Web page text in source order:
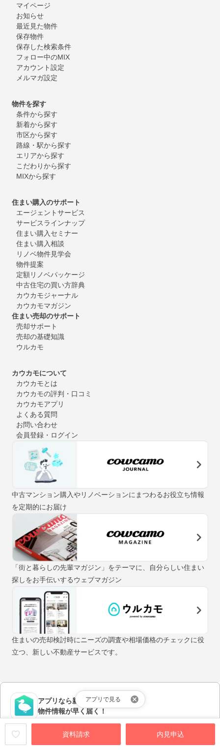
資料請求 内見申込
アプリで見る
マイページ
お知らせ
最近見た物件
保存物件
保存した検索条件
フォロー中のMIX
アカウント設定
メルマガ設定
物件を探す
条件から探す
新着から探す
市区から探す
路線・駅から探す
エリアから探す
こだわりから探す
MIXから探す
住まい購入のサポート
エージェントサービス
サービスラインナップ
住まい購入セミナー
住まい購入相談
リノベ物件見学会
物件提案
定額リノベパッケージ
中古住宅の買い方辞典
カウカモジャーナル
カウカモマガジン
住まい売却のサポート
売却サポート
売却の基礎知識
ウルカモ
カウカモについて
カウカモとは
カウカモの評判・口コミ
カウカモアプリ
よくある質問
お問い合わせ
会員登録・ログイン
中古マンション購入やリノベーションにまつわるお役立ち情報
を定期的にお届け
「街と暮らしの先輩マガジン」をテーマに、自分らしい住まい
探しをお手伝いするウェブマガジン
住まいの売却検討時にニーズの調査や相場価格のチェックに役
立つ、新しい不動産サービスです。
アプリなら新着の
物件情報が早く届く！
アプリをダウンロードする